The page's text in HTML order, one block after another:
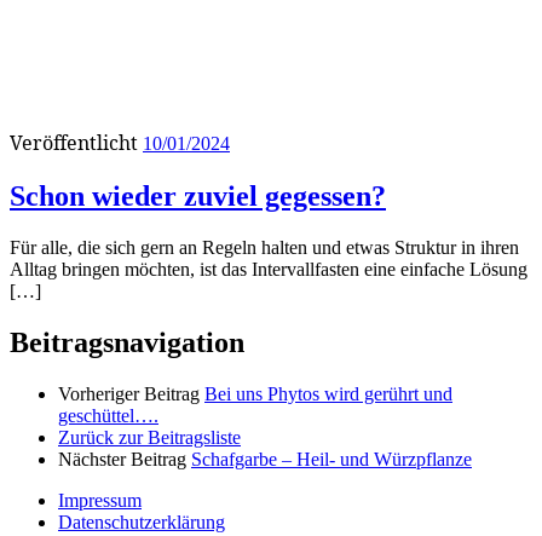
Veröffentlicht 10/01/2024
Schon wieder zuviel gegessen?
Für alle, die sich gern an Regeln halten und etwas Struktur in ihren
Alltag bringen möchten, ist das Intervallfasten eine einfache Lösung
[…]
Beitragsnavigation
Vorheriger Beitrag Bei uns Phytos wird gerührt und
geschüttel….
Zurück zur Beitragsliste
Nächster Beitrag Schafgarbe – Heil- und Würzpflanze
Impressum
Datenschutzerklärung